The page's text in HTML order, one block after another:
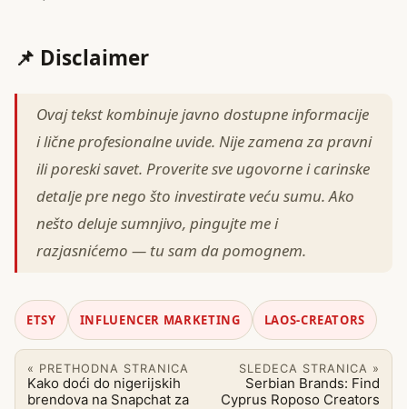
📌 Disclaimer
Ovaj tekst kombinuje javno dostupne informacije
i lične profesionalne uvide. Nije zamena za pravni
ili poreski savet. Proverite sve ugovorne i carinske
detalje pre nego što investirate veću sumu. Ako
nešto deluje sumnjivo, pingujte me i
razjasnićemo — tu sam da pomognem.
ETSY INFLUENCER MARKETING LAOS-CREATORS
« PRETHODNA STRANICA
Kako doći do nigerijskih
brendova na Snapchat za
SLEDECA STRANICA »
Serbian Brands: Find
Cyprus Roposo Creators